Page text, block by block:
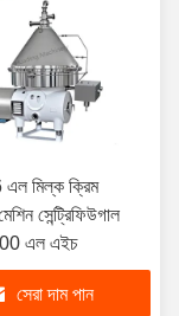
মিল্ক ক্রিম
সেন্ট্রিফিউগাল
এল এইচ
সেরা দাম পান